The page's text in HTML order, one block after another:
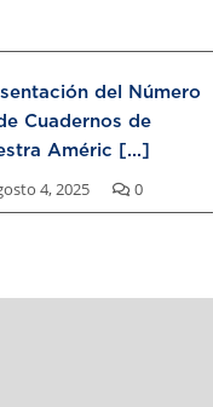
del Número
Cuadernos de
Améric [...]
4, 2025 0